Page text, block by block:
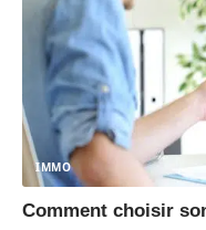
IMMO
Comment choisir